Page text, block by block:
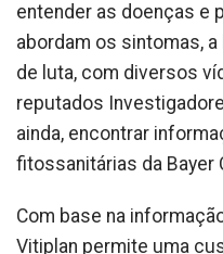
entender as doenças e
abordam os sintomas,
de luta, com diversos
reputados
ainda, encontrar
fitossanitárias da Bayer
Com base na
Vitiplan permite uma